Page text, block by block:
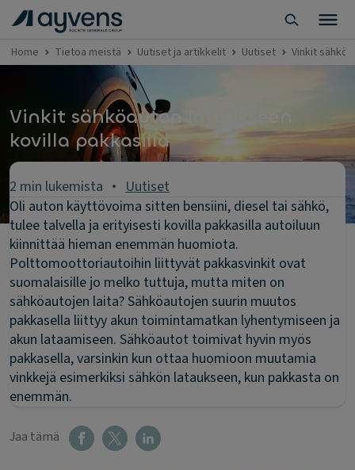
Home Tietoa meistä Uutiset ja artikkelit Uutiset Vinkit
Vinkit sähköauton lataukseen
kovilla pakkasilla
2 min lukemista
Uutiset
Oli auton käyttövoima sitten bensiini, diesel tai sähkö,
tulee talvella ja erityisesti kovilla pakkasilla autoiluun
kiinnittää hieman enemmän huomiota.
Polttomoottoriautoihin liittyvät pakkasvinkit ovat
suomalaisille jo melko tuttuja, mutta miten on
sähköautojen laita? Sähköautojen suurin muutos
pakkasella liittyy akun toimintamatkan lyhentymiseen ja
akun lataamiseen. Sähköautot toimivat hyvin myös
pakkasella, varsinkin kun ottaa huomioon muutamia
vinkkejä esimerkiksi sähkön lataukseen, kun pakkasta on
enemmän.
Jaa tämä